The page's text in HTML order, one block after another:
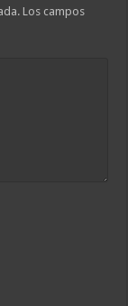
Los campos